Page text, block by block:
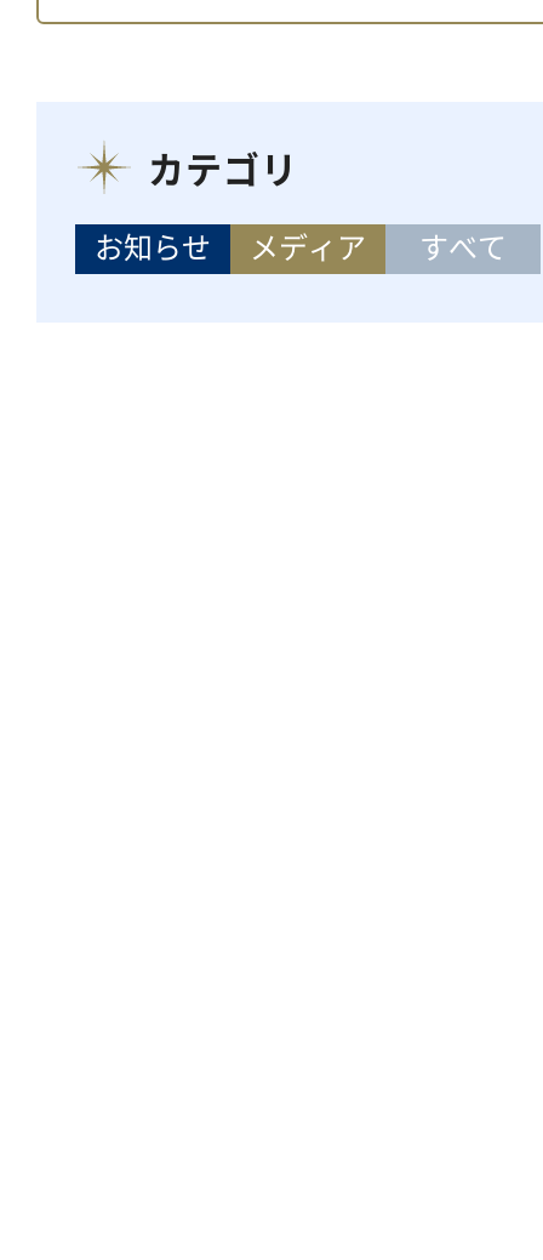
カテゴリ
お知らせ メディア すべて